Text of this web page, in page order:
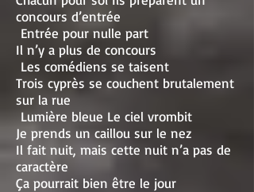
concours d’entrée
Entrée pour nulle part
Il n’y a plus de concours
Les comédiens se taisent
Trois cyprès se couchent brutalement
sur la rue
Lumière bleue Le ciel vrombit
Je prends un caillou sur le nez
Il fait nuit, mais cette nuit n’a pas de
caractère
Ça pourrait bien être le jour